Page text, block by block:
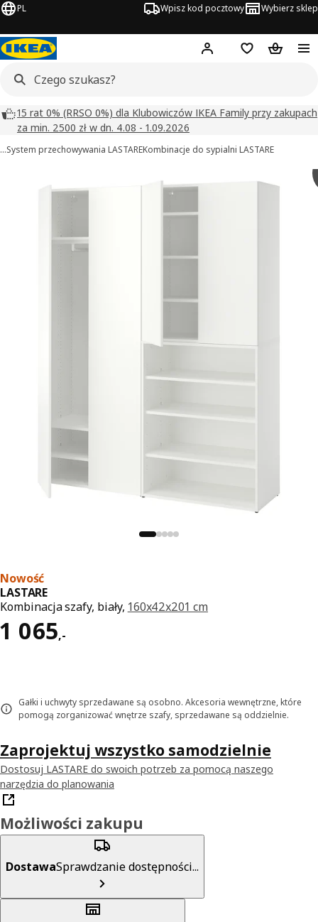
PL Wpisz kod pocztowy Wybierz sklep
Hej! Zaloguj się
Lista zakupowa
Koszyk
15 rat 0% (RRSO 0%) dla Klubowiczów IKEA Family przy zakupach
za min. 2500 zł w dn. 4.08 - 1.09.2026
…System przechowywania LASTAREKombinacje do sypialni LASTARE
Nowość
LASTARE
Kombinacja szafy, biały, 160x42x201 cm
1 065,-
Cena 1065,-
Gałki i uchwyty sprzedawane są osobno. Akcesoria wewnętrzne, które
pomogą zorganizować wnętrze szafy, sprzedawane są oddzielnie.
Zaprojektuj wszystko samodzielnie
Dostosuj LASTARE do swoich potrzeb za pomocą naszego
narzędzia do planowania
Możliwości zakupu
DostawaSprawdzanie dostępności...